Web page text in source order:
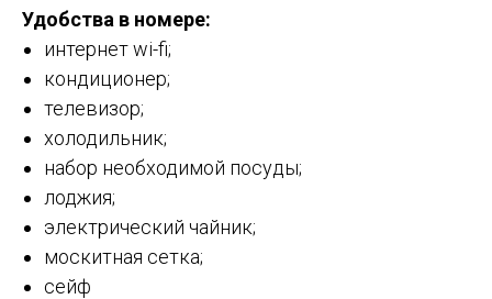
Удобства в номере:
интернет wi-fi;
кондиционер;
телевизор;
холодильник;
набор необходимой посуды;
лоджия;
электрический чайник;
москитная сетка;
сейф